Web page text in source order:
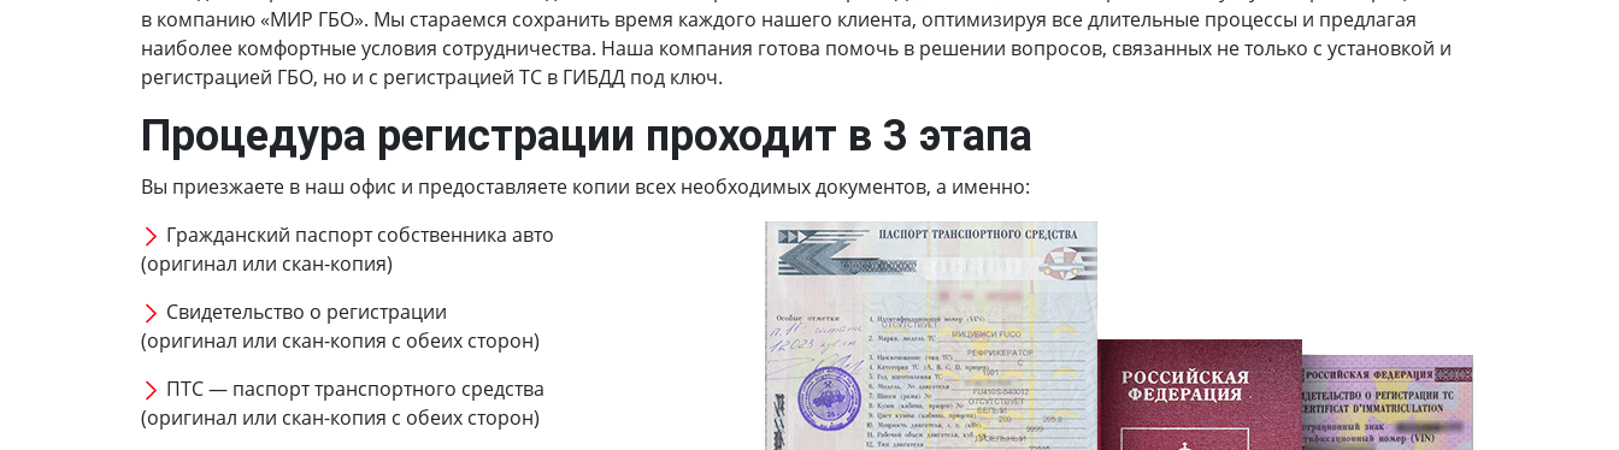
в компанию «МИР ГБО». Мы стараемся сохранить время каждого нашего клиента, оптимизируя все длительные процессы и предлагая
наиболее комфортные условия сотрудничества. Наша компания готова помочь в решении вопросов, связанных не только с установкой и
регистрацией ГБО, но и с регистрацией ТС в ГИБДД под ключ.
Процедура регистрации проходит в 3 этапа
Вы приезжаете в наш офис и предоставляете копии всех необходимых документов, а именно:
Гражданский паспорт собственника авто
(оригинал или скан-копия)
Свидетельство о регистрации
(оригинал или скан-копия с обеих сторон)
ПТС — паспорт транспортного средства
(оригинал или скан-копия с обеих сторон)